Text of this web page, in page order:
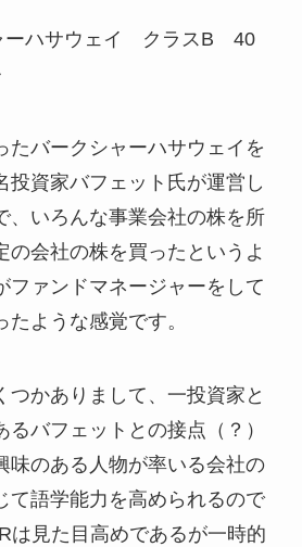
ーハサウェイ クラスB 40
たバークシャーハサウェイを
投資家バフェット氏が運営し
、いろんな事業会社の株を所
の会社の株を買ったというよ
ファンドマネージャーをして
ような感覚です。
つかありまして、一投資家と
るバフェットとの接点（？）
味のある人物が率いる会社の
て語学能力を高められるので
は見た目高めであるが一時的